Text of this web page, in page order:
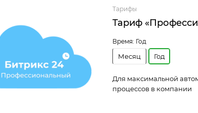
Тарифы
Тариф
Время: Год
Месяц Год
Для максимальной
процессов в компании